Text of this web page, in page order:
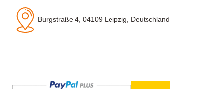
Burgstraße 4, 04109 Leipzig, Deutschland